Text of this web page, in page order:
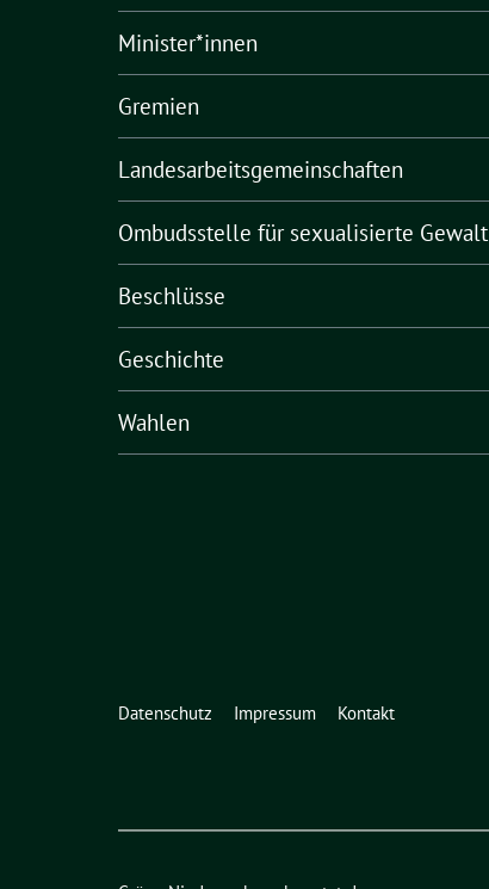
Minister*innen
Gremien
Landesarbeitsgemeinschaften
Ombudsstelle für sexualisierte Gewalt
Beschlüsse
Geschichte
Wahlen
Datenschutz Impressum Kontakt